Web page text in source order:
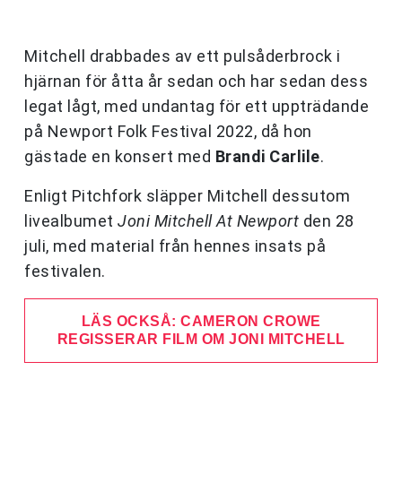
Mitchell drabbades av ett pulsåderbrock i
hjärnan för åtta år sedan och har sedan dess
legat lågt, med undantag för ett uppträdande
på Newport Folk Festival 2022, då hon
gästade en konsert med Brandi Carlile.
Enligt Pitchfork släpper Mitchell dessutom
livealbumet Joni Mitchell At Newport den 28
juli, med material från hennes insats på
festivalen.
LÄS OCKSÅ: CAMERON CROWE
REGISSERAR FILM OM JONI MITCHELL